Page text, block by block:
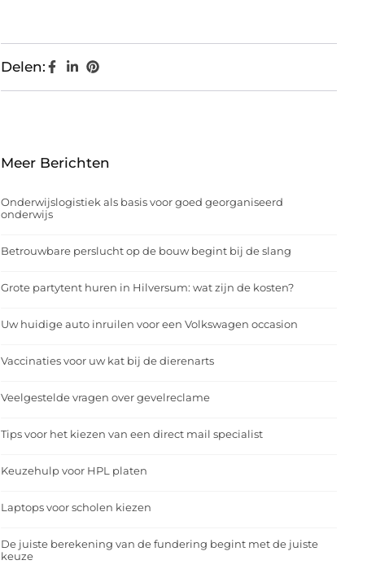
Delen:
Meer Berichten
Onderwijslogistiek als basis voor goed georganiseerd
onderwijs
Betrouwbare perslucht op de bouw begint bij de slang
Grote partytent huren in Hilversum: wat zijn de kosten?
Uw huidige auto inruilen voor een Volkswagen occasion
Vaccinaties voor uw kat bij de dierenarts
Veelgestelde vragen over gevelreclame
Tips voor het kiezen van een direct mail specialist
Keuzehulp voor HPL platen
Laptops voor scholen kiezen
De juiste berekening van de fundering begint met de juiste
keuze